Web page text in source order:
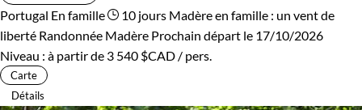
Portugal En famille 10 jours Madère en famille : un vent de
liberté Randonnée Madère Prochain départ le 17/10/2026
Niveau : à partir de 3 540 $CAD / pers.
Carte
Détails